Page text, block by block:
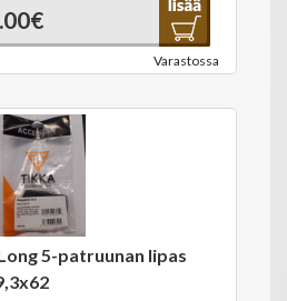
Varastossa
5-patruunan lipas